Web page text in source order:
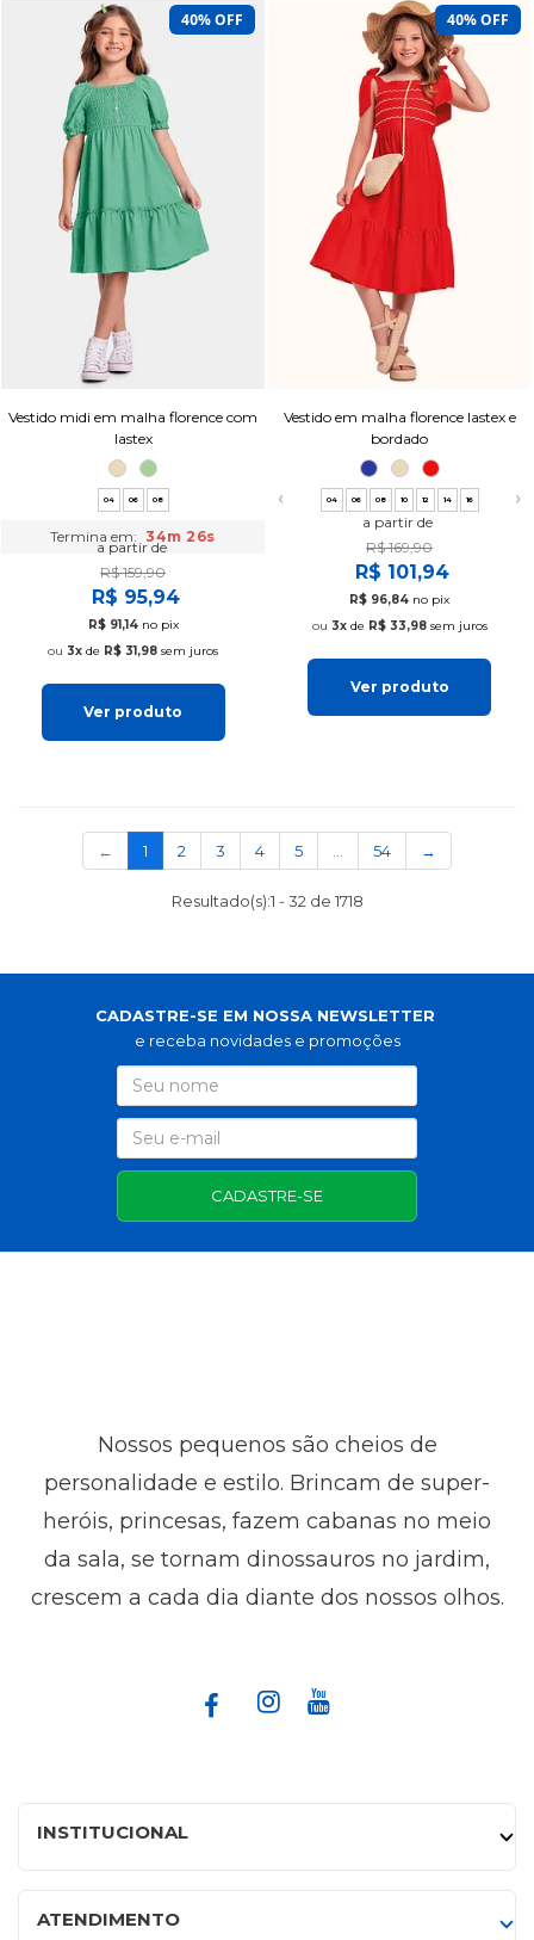
40% OFF
Vestido midi em malha florence com
lastex
04 06 08
Termina em: 34m 25s
a partir de
R$ 159,90
R$ 95,94
R$ 91,14 no pix
3x de R$ 31,98 sem juros
Ver produto
40% OFF
Vestido em malha florence lastex e
bordado
❮ 04 06 08 10 12 14 16 ❯
a partir de
R$ 169,90
R$ 101,94
R$ 96,84 no pix
3xde R$ 33,98sem juros
Ver produto
← 1 (current)
2 3 4 5 54 →
Resultado(s):1 -32 de 1718
CADASTRE-SE EM NOSSA NEWSLETTER
e receba novidades e promoções
CADASTRE-SE
Nossos pequenos são cheios de
personalidade e estilo. Brincam de super-
heróis, princesas, fazem cabanas no meio
da sala, se tornam dinossauros no jardim,
crescem a cada dia diante dos nossos olhos.
INSTITUCIONAL
ATENDIMENTO